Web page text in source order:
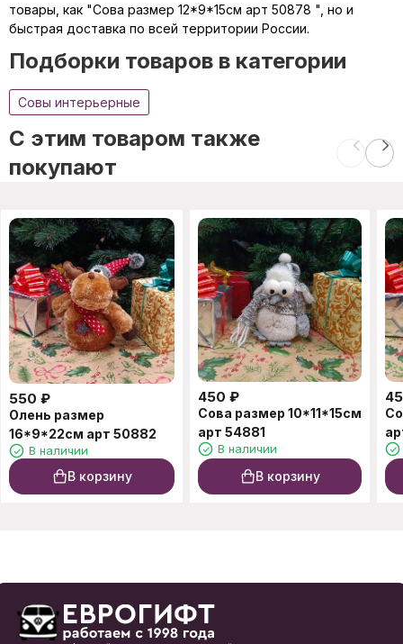
товары, как "Сова размер 12*9*15см арт 50878 ", но и
быстрая доставка по всей территории России.
Подборки товаров в категории
Совы интерьерные
C этим товаром также
покупают
550 ₽
Олень размер
16*9*22см арт 50882
В наличии
В корзину
450 ₽
Сова размер 10*11*15см
арт 54881
В наличии
В корзину